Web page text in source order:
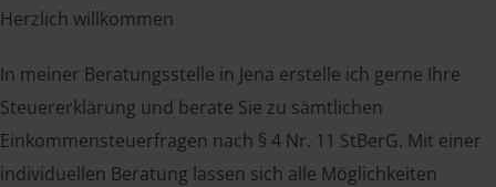
Herzlich willkommen
In meiner Beratungsstelle in Jena erstelle ich gerne Ihre
Steuererklärung und berate Sie zu sämtlichen
Einkommensteuerfragen nach § 4 Nr. 11 StBerG. Mit einer
individuellen Beratung lassen sich alle Möglichkeiten